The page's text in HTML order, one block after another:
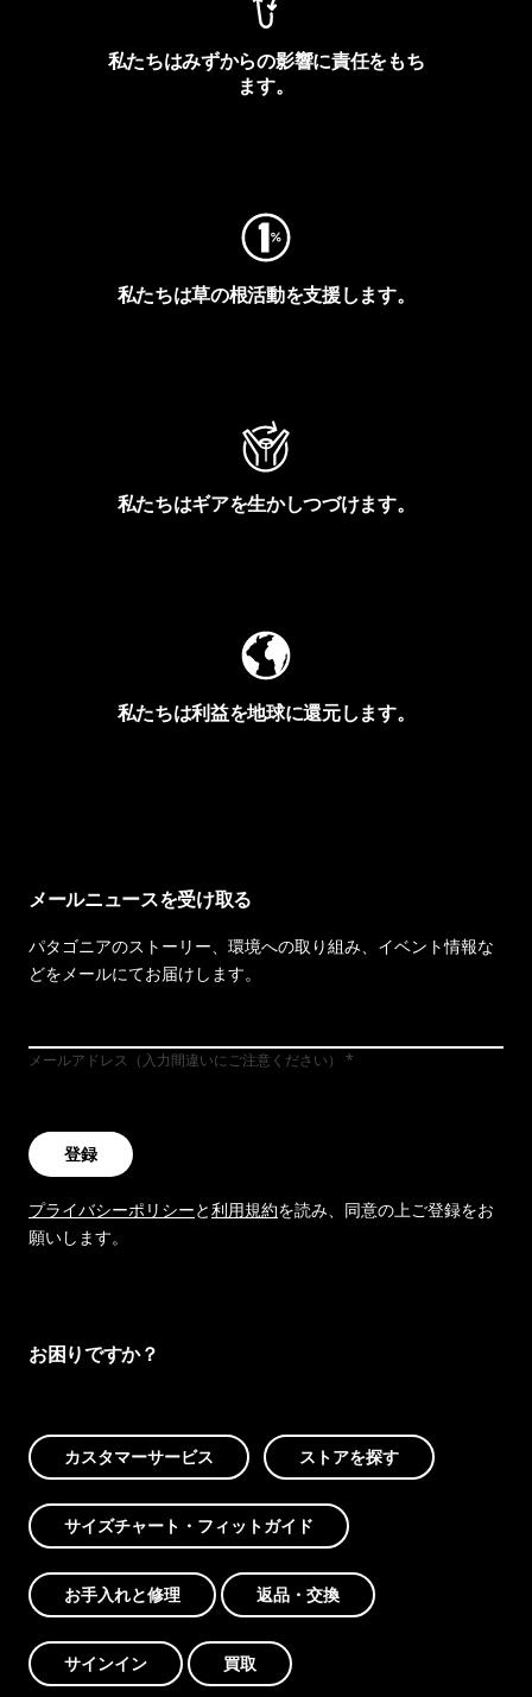
私たちはみずからの影響に責任をもち
ます。
私たちは草の根活動を支援します。
私たちはギアを生かしつづけます。
私たちは利益を地球に還元します。
メールニュースを受け取る
パタゴニアのストーリー、環境への取り組み、イベント情報な
どをメールにてお届けします。
メールアドレス（入力間違いにご注意ください）
登録
プライバシーポリシーと利用規約を読み、同意の上ご登録をお
願いします。
お困りですか？
カスタマーサービス ストアを探す
サイズチャート・フィットガイド
お手入れと修理 返品・交換
サインイン 買取